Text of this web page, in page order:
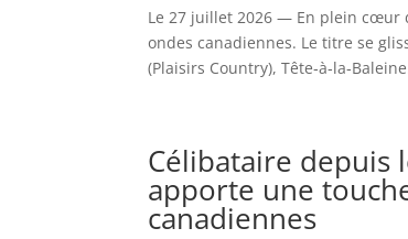
Le 27 juillet 2026 — En plein cœur
ondes canadiennes. Le titre se
(Plaisirs Country),
Célibataire depuis
apporte une
canadiennes